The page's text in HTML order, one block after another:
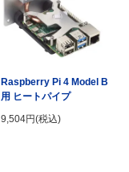
Raspberry Pi 4 Model B
用 ヒートパイプ
9,504円(税込)